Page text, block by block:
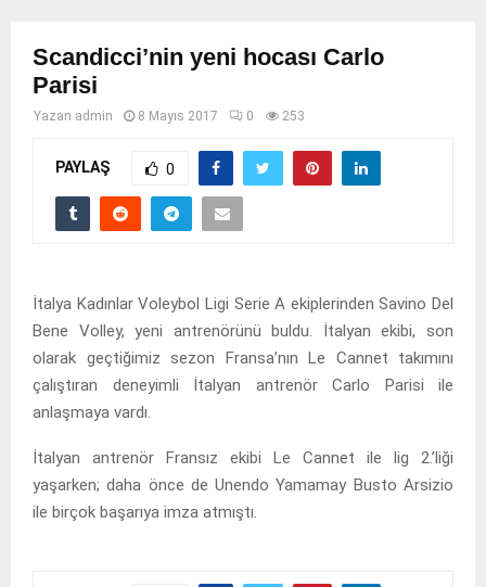
Scandicci’nin yeni hocası Carlo
Parisi
Yazan admin 8 Mayıs 2017 0 253
PAYLAŞ 0
İtalya Kadınlar Voleybol Ligi Serie A ekiplerinden Savino Del
Bene Volley, yeni antrenörünü buldu. İtalyan ekibi, son
olarak geçtiğimiz sezon Fransa’nın Le Cannet takımını
çalıştıran deneyimli İtalyan antrenör Carlo Parisi ile
anlaşmaya vardı.
İtalyan antrenör Fransız ekibi Le Cannet ile lig 2.’liği
yaşarken; daha önce de Unendo Yamamay Busto Arsizio
ile birçok başarıya imza atmıştı.